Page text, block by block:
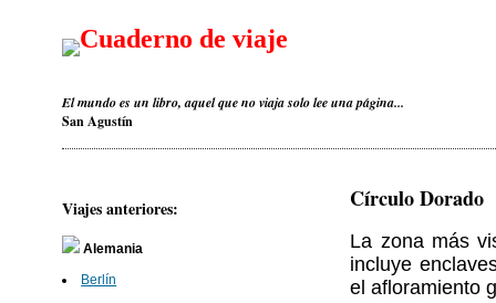
Cuaderno de viaje
El mundo es un libro, aquel que no viaja solo lee una página...
San Agustín
Viajes anteriores:
Alemania
Berlín
Círculo Dorado
La zona más
incluye
el afloramiento